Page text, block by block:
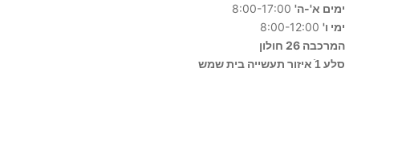
ימים א'-ה'
ימי ו'
המרכבה 26 חולון
סלע 1ֿ איזור תעשייה בית שמש